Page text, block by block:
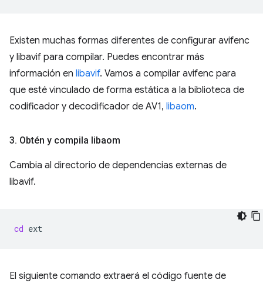
Existen muchas formas diferentes de configurar avifenc
y libavif para compilar. Puedes encontrar más
información en libavif. Vamos a compilar avifenc para
que esté vinculado de forma estática a la biblioteca de
codificador y decodificador de AV1, libaom.
3. Obtén y compila libaom
Cambia al directorio de dependencias externas de
libavif.
cd
El siguiente comando extraerá el código fuente de